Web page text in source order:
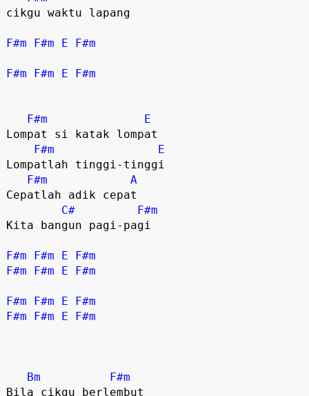
cikgu waktu lapang
F#m F#m E F#m
F#m F#m E F#m
F#m
E
Lompat si katak lompat
F#m
E
Lompatlah tinggi-tinggi
F#m
A
Cepatlah adik cepat
C#
F#m
Kita bangun pagi-pagi
F#m F#m E
F#m
F#m
F#m E F#m
F#m F#m E
F#m
F#m
F#m E F#m
Bm
F#m
Bila cikgu berlembut